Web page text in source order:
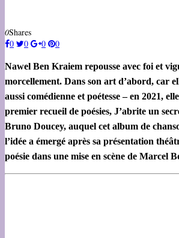
0Shares
0
0 0 0
Nawel Ben Kraiem repousse avec foi et
morcellement. Dans son art d’abord, car
aussi comédienne et poétesse – en 2021,
premier recueil de poésies, J’abrite un
Bruno Doucey, auquel cet album de
l’idée a émergé après sa présentation
poésie dans une mise en scène de Marcel